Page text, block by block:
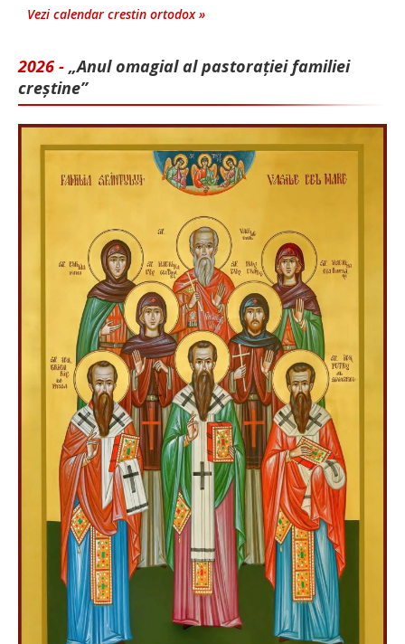
Vezi calendar crestin ortodox »
2026 - „Anul omagial al pastorației familiei
creștine”